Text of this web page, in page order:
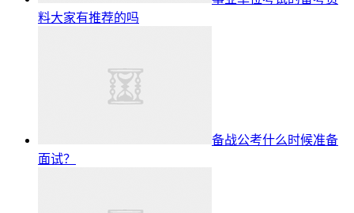
料大家有推荐的吗
备战公考什么时候准备
面试？